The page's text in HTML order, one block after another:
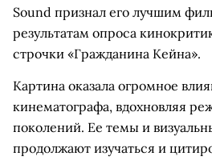
Sound признал его лучшим
результатам опроса
строчки «Гражданина Кейна».
Картина оказала огромное
кинематографа, вдохновляя
поколений. Ее темы и
продолжают изучаться и